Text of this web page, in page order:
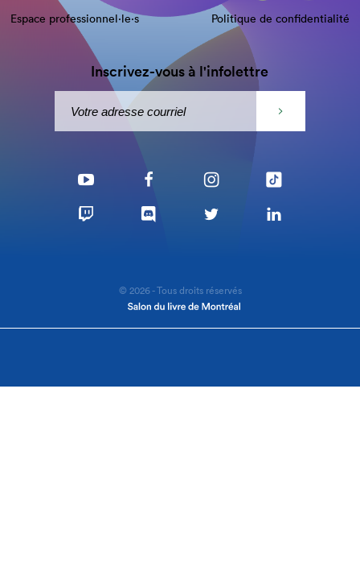
Espace professionnel·le⋅s
Politique de confidentialité
Inscrivez-vous à l'infolettre
© 2026 - Tous droits réservés